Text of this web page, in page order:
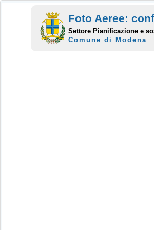
Foto Aeree:
Settore Pianificazione e
Comune di Modena